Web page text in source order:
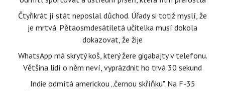
Čtyřikrát jí stát neposlal důchod. Úřady si totiž myslí, že
je mrtvá. Pětaosmdesátiletá učitelka musí dokola
dokazovat, že žije
WhatsApp má skrytý koš, který žere gigabajty v telefonu.
Většina lidí o něm neví, vyprázdnit ho trvá 30 sekund
Indie odmítá americkou „černou skříňku". Na F-35